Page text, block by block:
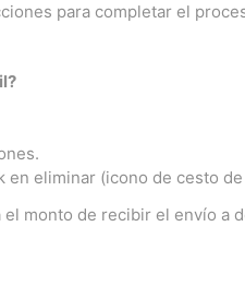
para completar el
eliminar (icono de cesto de
monto de recibir el envío a